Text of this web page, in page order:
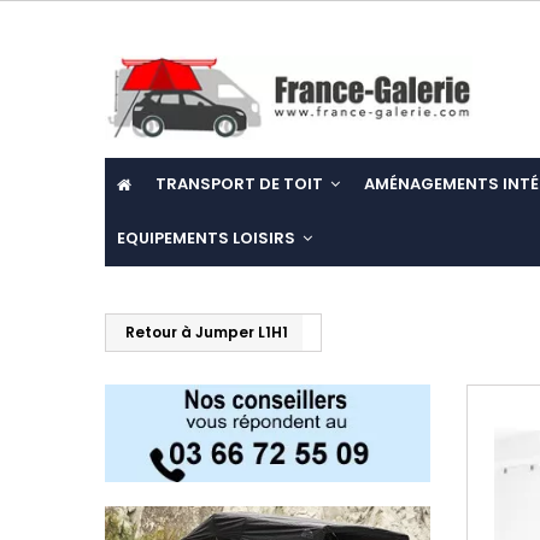
TRANSPORT DE TOIT AMÉNAGEMENTS
EQUIPEMENTS LOISIRS
Retour à Jumper L1H1